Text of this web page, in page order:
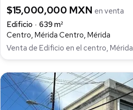
$15,000,000 MXN en venta
Edificio
639 m²
Centro, Mérida Centro, Mérida
Venta de Edificio en el centro, Mérida